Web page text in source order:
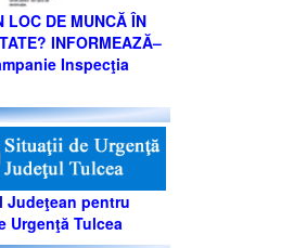
LOC DE MUNCĂ ÎN
INFORMEAZĂ–
Inspecţia
Judeţean pentru
Urgenţă Tulcea